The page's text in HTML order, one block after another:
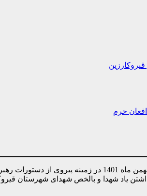
حرم
رسانه کمیل مدیا در بهمن ماه 1401
داشتن یاد شهدا و بالخص شهدای شهرستان